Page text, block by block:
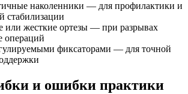
наколенники — для профилактики и
стабилизации
или жесткие ортезы — при разрывах
операций
фиксаторами — для точной
и ошибки практики